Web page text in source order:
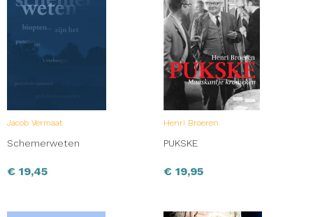
Jacob Vermaat
Schemerweten
€ 19,45
Henri Broeren
PUKSKE
€ 19,95